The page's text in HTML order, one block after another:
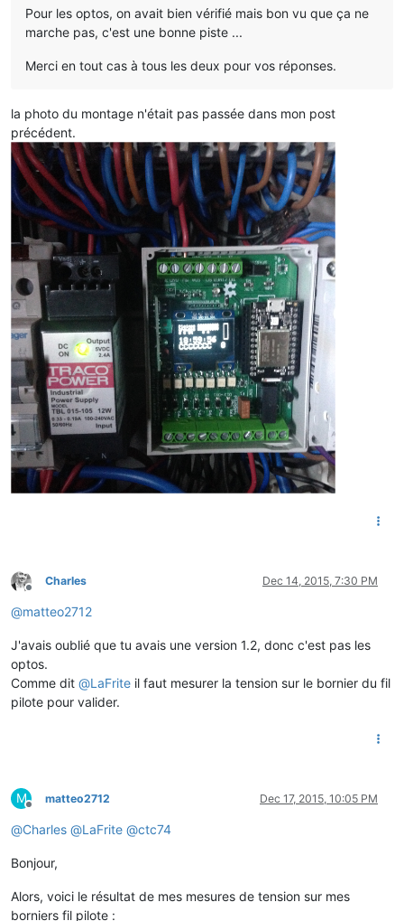
Pour les optos, on avait bien vérifié mais bon vu que ça ne
marche pas, c'est une bonne piste ...
Merci en tout cas à tous les deux pour vos réponses.
la photo du montage n'était pas passée dans mon post
précédent.
Offline
Charles Dec 14, 2015, 7:30 PM
@matteo2712
J'avais oublié que tu avais une version 1.2, donc c'est pas les
optos.
Comme dit @LaFrite il faut mesurer la tension sur le bornier du fil
pilote pour valider.
M
Offline
matteo2712 Dec 17, 2015, 10:05 PM
@Charles @LaFrite @ctc74
Bonjour,
Alors, voici le résultat de mes mesures de tension sur mes
borniers fil pilote :